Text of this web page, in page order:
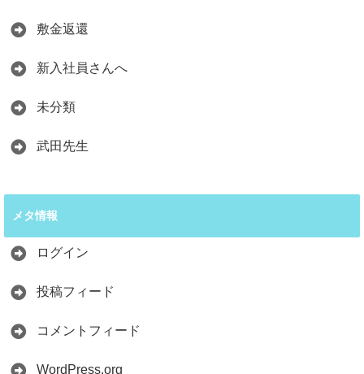
敷金返還
新入社員さんへ
未分類
武田先生
メタ情報
ログイン
投稿フィード
コメントフィード
WordPress.org